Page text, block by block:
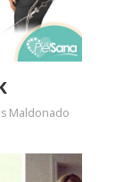
Maldonado